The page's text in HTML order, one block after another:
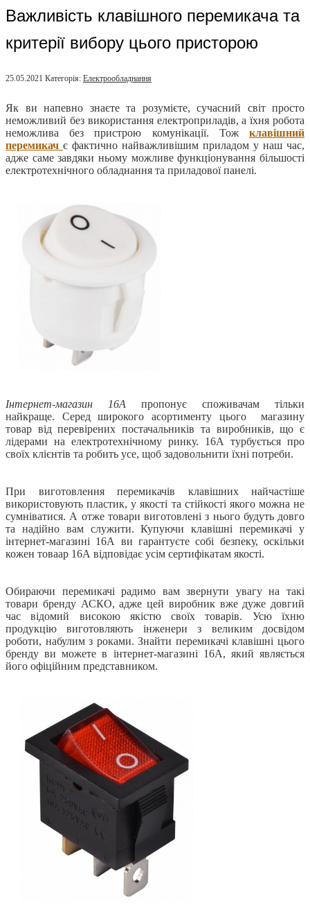
Важливість клавішного перемикача та
критерії вибору цього присторою
25.05.2021 Категорія: Електрообладнання
Як ви напевно знаєте та розумієте, сучасний світ просто
неможливий без використання електроприладів, а їхня робота
неможлива без пристрою комунікації. Тожклавішний
перемикач є фактично найважливішим приладом у наш час,
адже саме завдяки ньому можливе функціонування більшості
електротехнічного обладнання та приладової панелі.
Інтернет-магазин 16А пропонує споживачам тільки
найкраще. Серед широкого асортименту цього магазину
товар від перевірених постачальників та виробників, що є
лідерами на електротехнічному ринку. 16А турбується про
своїх клієнтів та робить усе, щоб задовольнити їхні потреби.
При виготовлення перемикачів клавішних найчастіше
використовують пластик, у якості та стійкості якого можна не
сумніватися. А отже товари виготовлені з нього будуть довго
та надійно вам служити. Купуючи клавішні перемикачі у
інтернет-магазині 16А ви гарантуєте собі безпеку, оскільки
кожен товаар 16А відповідає усім сертифікатам якості.
Обираючи перемикачі радимо вам звернути увагу на такі
товари бренду АСКО, адже цей виробник вже дуже довгий
час відомий високою якістю своїх товарів. Усю їхню
продукцію виготовляють інженери з великим досвідом
роботи, набулим з роками. Знайти перемикачі клавішні цього
бренду ви можете в інтернет-магазині 16А, який являється
його офіційним представником.